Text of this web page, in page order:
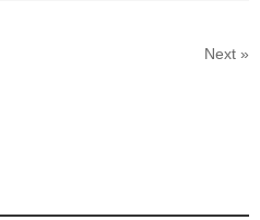
Next »